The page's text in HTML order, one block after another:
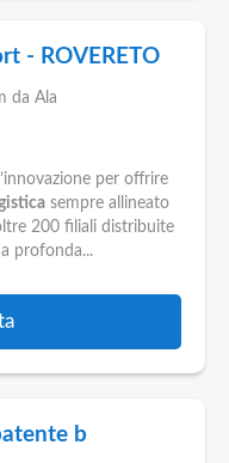
- ROVERETO
da Ala
per offrire
sempre allineato
200 filiali distribuite
profonda...
b